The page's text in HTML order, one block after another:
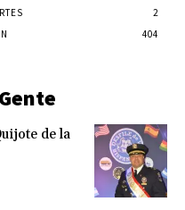
2
404
de la